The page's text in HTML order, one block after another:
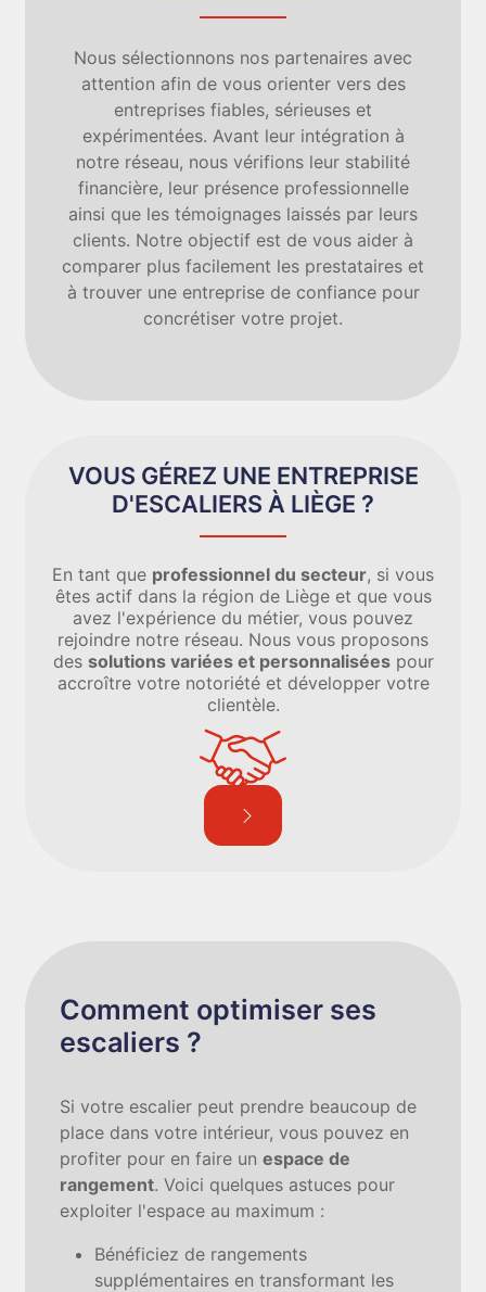
Nous sélectionnons nos partenaires avec
attention afin de vous orienter vers des
entreprises fiables, sérieuses et
expérimentées. Avant leur intégration à
notre réseau, nous vérifions leur stabilité
financière, leur présence professionnelle
ainsi que les témoignages laissés par leurs
clients. Notre objectif est de vous aider à
comparer plus facilement les prestataires et
à trouver une entreprise de confiance pour
concrétiser votre projet.
VOUS GÉREZ UNE ENTREPRISE
D'ESCALIERS À LIÈGE ?
En tant que professionnel du secteur, si vous
êtes actif dans la région de Liège et que vous
avez l'expérience du métier, vous pouvez
rejoindre notre réseau. Nous vous proposons
des solutions variées et personnaliséespour
accroître votre notoriété et développer votre
clientèle.
Comment optimiser ses
escaliers ?
Si votre escalier peut prendre beaucoup de
place dans votre intérieur, vous pouvez en
profiter pour en faire unespace de
rangement. Voici quelques astuces pour
exploiter l'espace au maximum :
Bénéficiez de rangements
supplémentaires en transformant les